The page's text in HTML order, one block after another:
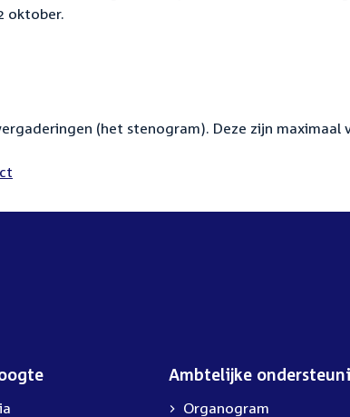
oktober.
(het stenogram). Deze zijn maximaal
Ambtelijke
Organogram